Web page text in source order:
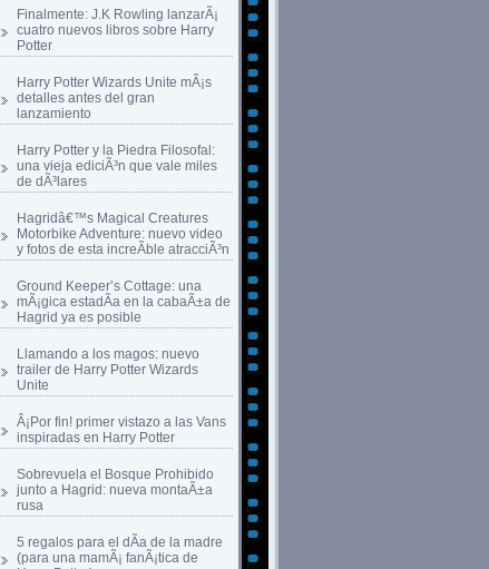
Finalmente: J.K Rowling lanzarÃ¡
cuatro nuevos libros sobre Harry
Potter
Harry Potter Wizards Unite mÃ¡s
detalles antes del gran
lanzamiento
Harry Potter y la Piedra Filosofal:
una vieja ediciÃ³n que vale miles
de dÃ³lares
Hagridâ€™s Magical Creatures
Motorbike Adventure: nuevo video
y fotos de esta increÃ­ble atracciÃ³n
Ground Keeper’s Cottage: una
mÃ¡gica estadÃ­a en la cabaÃ±a de
Hagrid ya es posible
Llamando a los magos: nuevo
trailer de Harry Potter Wizards
Unite
Â¡Por fin! primer vistazo a las Vans
inspiradas en Harry Potter
Sobrevuela el Bosque Prohibido
junto a Hagrid: nueva montaÃ±a
rusa
5 regalos para el dÃ­a de la madre
(para una mamÃ¡ fanÃ¡tica de